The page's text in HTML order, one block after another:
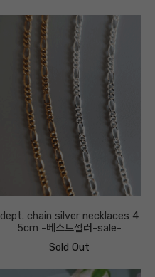
dept. chain silver necklaces 4
5cm -베스트셀러-sale-
Sold Out